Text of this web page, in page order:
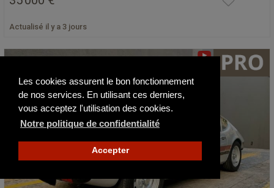
Les cookies assurent le bon fonctionnement
de nos services. En utilisant ces derniers,
vous acceptez l'utilisation des cookies.
Notre politique de confidentialité
Accepter
Actualisé il y a 3 jours